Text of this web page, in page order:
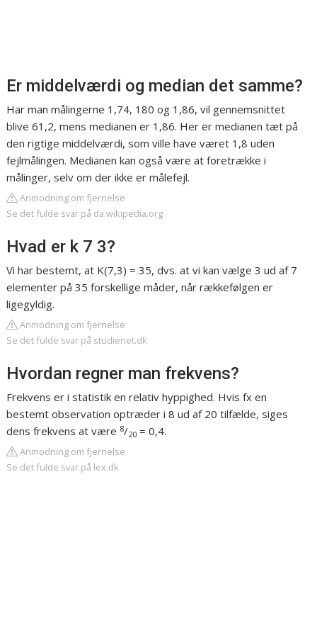
Er middelværdi og median det samme?
Har man målingerne 1,74, 180 og 1,86, vil gennemsnittet
blive 61,2, mens medianen er 1,86. Her er medianen tæt på
den rigtige middelværdi, som ville have været 1,8 uden
fejlmålingen. Medianen kan også være at foretrække i
målinger, selv om der ikke er målefejl.
Anmodning om fjernelse
Se det fulde svar på da.wikipedia.org
Hvad er k 7 3?
Vi har bestemt, at K(7,3) = 35, dvs. at vi kan vælge 3 ud af 7
elementer på 35 forskellige måder, når rækkefølgen er
ligegyldig.
Anmodning om fjernelse
Se det fulde svar på studienet.dk
Hvordan regner man frekvens?
Frekvens er i statistik en relativ hyppighed. Hvis fx en
bestemt observation optræder i 8 ud af 20 tilfælde, siges
dens frekvens at være 8/20 = 0,4.
Anmodning om fjernelse
Se det fulde svar på lex.dk